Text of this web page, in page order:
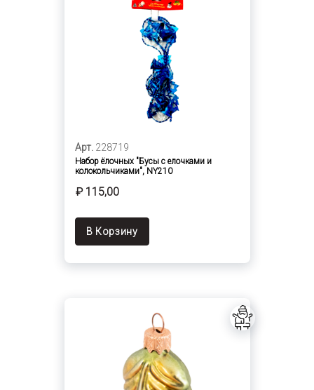
Арт. 228719
Набор ёлочных "Бусы с елочками и
колокольчиками", NY210
₽ 115,00
В Корзину